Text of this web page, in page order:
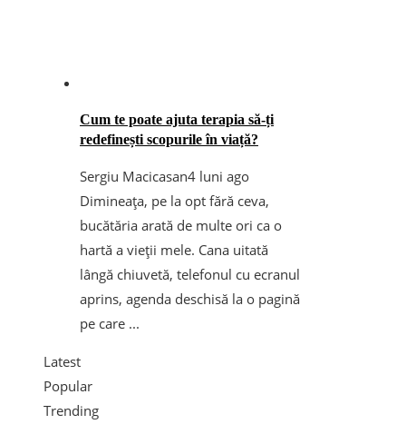
Cum te poate ajuta terapia să-ți
redefinești scopurile în viață?
Sergiu Macicasan4 luni ago
Dimineața, pe la opt fără ceva,
bucătăria arată de multe ori ca o
hartă a vieții mele. Cana uitată
lângă chiuvetă, telefonul cu ecranul
aprins, agenda deschisă la o pagină
pe care ...
Latest
Popular
Trending